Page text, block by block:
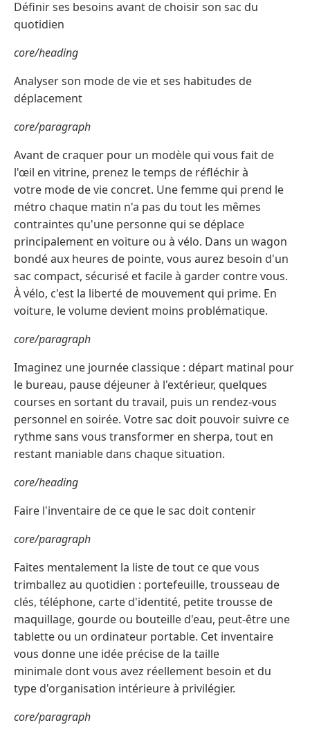
Définir ses besoins avant de choisir son sac du
quotidien
core/heading
Analyser son mode de vie et ses habitudes de
déplacement
core/paragraph
Avant de craquer pour un modèle qui vous fait de
l'œil en vitrine, prenez le temps de réfléchir à
votre mode de vie concret. Une femme qui prend le
métro chaque matin n'a pas du tout les mêmes
contraintes qu'une personne qui se déplace
principalement en voiture ou à vélo. Dans un wagon
bondé aux heures de pointe, vous aurez besoin d'un
sac compact, sécurisé et facile à garder contre vous.
À vélo, c'est la liberté de mouvement qui prime. En
voiture, le volume devient moins problématique.
core/paragraph
Imaginez une journée classique : départ matinal pour
le bureau, pause déjeuner à l'extérieur, quelques
courses en sortant du travail, puis un rendez-vous
personnel en soirée. Votre sac doit pouvoir suivre ce
rythme sans vous transformer en sherpa, tout en
restant maniable dans chaque situation.
core/heading
Faire l'inventaire de ce que le sac doit contenir
core/paragraph
Faites mentalement la liste de tout ce que vous
trimballez au quotidien : portefeuille, trousseau de
clés, téléphone, carte d'identité, petite trousse de
maquillage, gourde ou bouteille d'eau, peut-être une
tablette ou un ordinateur portable. Cet inventaire
vous donne une idée précise de la taille
minimale dont vous avez réellement besoin et du
type d'organisation intérieure à privilégier.
core/paragraph